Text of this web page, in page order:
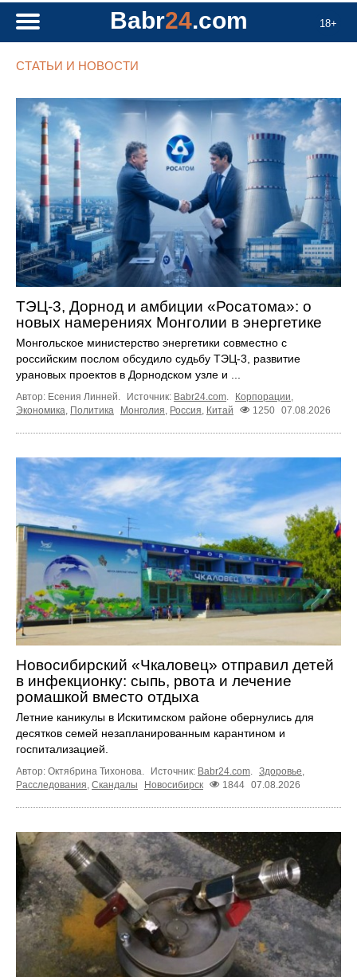
18+
Babr24.com
СТАТЬИ И НОВОСТИ
ТЭЦ-3, Дорнод и амбиции «Росатома»: о
новых намерениях Монголии в энергетике
Монгольское министерство энергетики совместно с
российским послом обсудило судьбу ТЭЦ‑3, развитие
урановых проектов в Дорнодском узле и ...
Автор: Есения Линней. Источник: Babr24.com Корпорации
Экономика Политика Монголия Россия Китай 1250 07.08.2026
Новосибирский «Чкаловец» отправил детей
в инфекционку: сыпь, рвота и лечение
ромашкой вместо отдыха
Летние каникулы в Искитимском районе обернулись для
десятков семей незапланированным карантином и
госпитализацией.
Автор: Октябрина Тихонова. Источник: Babr24.com. Здоровье,
Расследования, Скандалы Новосибирск 1844 07.08.2026